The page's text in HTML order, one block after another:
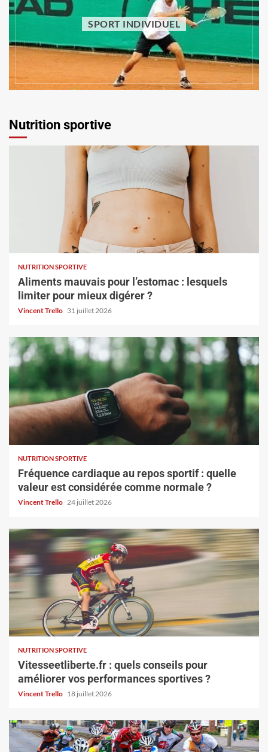
SPORT INDIVIDUEL
Comment faire du sport sans equipement :
quels exercices pratiquer à la maison ?
29 juillet 2026
SPORT INDIVIDUEL
Nutrition sportive
NUTRITION SPORTIVE
Aliments mauvais pour l’estomac : lesquels
limiter pour mieux digérer ?
Vincent Trello 31 juillet 2026
NUTRITION SPORTIVE
Fréquence cardiaque au repos sportif : quelle
valeur est considérée comme normale ?
Vincent Trello 24 juillet 2026
NUTRITION SPORTIVE
Vitesseetliberte.fr : quels conseils pour
améliorer vos performances sportives ?
Vincent Trello 18 juillet 2026